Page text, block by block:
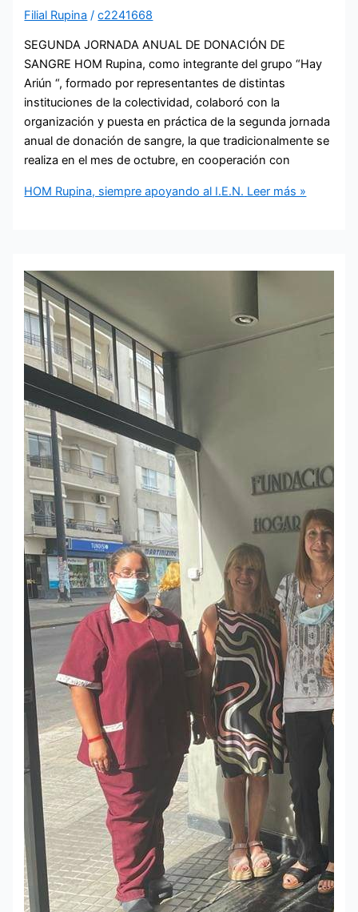
Filial Rupina /c2241668
SEGUNDA JORNADA ANUAL DE DONACIÓN DE
SANGRE HOM Rupina, como integrante del grupo “Hay
Ariún “, formado por representantes de distintas
instituciones de la colectividad, colaboró con la
organización y puesta en práctica de la segunda jornada
anual de donación de sangre, la que tradicionalmente se
realiza en el mes de octubre, en cooperación con
HOM Rupina, siempre apoyando al I.E.N. Leer más »